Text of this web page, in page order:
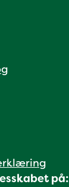
på: